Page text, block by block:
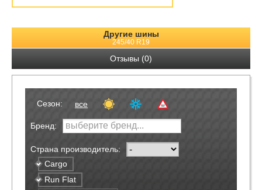
Другие шины
245/40 R19
Отзывы (0)
Сезон: все
Бренд:
Страна производитель:
Cargo
Run Flat